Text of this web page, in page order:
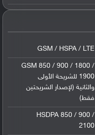
GSM / HSPA / LTE
GSM 850 / 900 / 1800 /
1900 للشريحة الأولى
والثانية (لإصدار الشريحتين
فقط)
HSDPA 850 / 900 /
2100